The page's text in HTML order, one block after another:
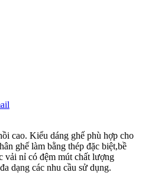
cao. Kiểu dáng ghế phù hợp cho
ghế làm bằng thép đặc biệt,bề
vải nỉ có đệm mút chất lượng
dạng các nhu cầu sử dụng.